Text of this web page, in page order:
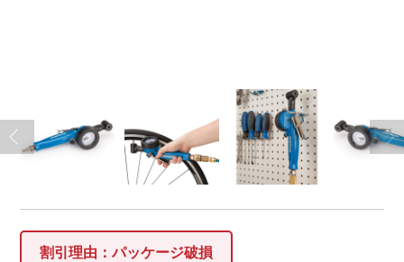
割引理由：パッケージ破損